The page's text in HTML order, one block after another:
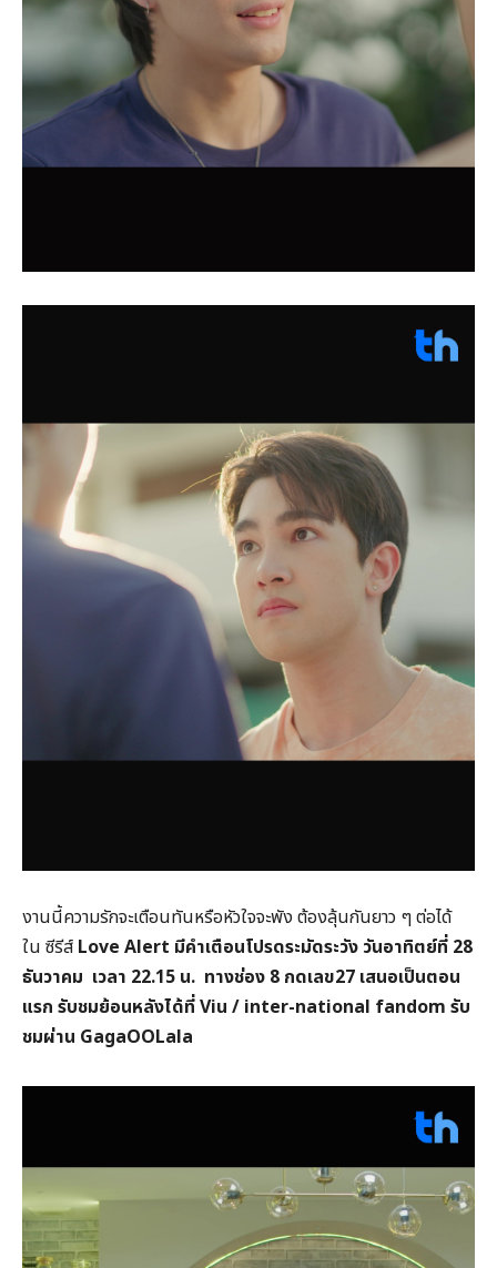
งานนี้ความรักจะเตือนทันหรือหัวใจจะพัง ต้องลุ้นกันยาว ๆ ต่อได้
ใน ซีรีส์ Love Alert มีคำเตือนโปรดระมัดระวัง วันอาทิตย์ที่ 28
ธันวาคม เวลา 22.15 น. ทางช่อง 8 กดเลข27 เสนอเป็นตอน
แรก รับชมย้อนหลังได้ที่Viu / inter-national fandom รับ
ชมผ่าน GagaOOLala